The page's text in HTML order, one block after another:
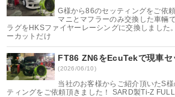
G様から86のセッティングをご依
マニとマフラーのみ交換した車輛
ラグをHKSファイヤーレーシングに交換しました
ーカットだけ
FT86 ZN6をEcuTekで現車セ
(2026/06/10)
当社のお客様からご紹介頂いたS
ティングをご依頼頂きました！ SARD製Ti-Z